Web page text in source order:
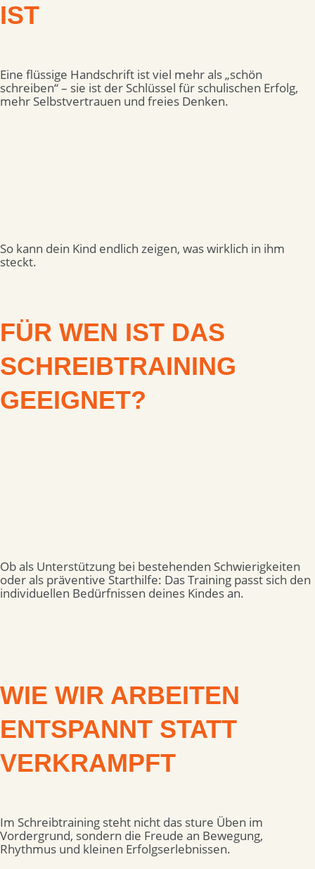
IST
Eine flüssige Handschrift ist viel mehr als „schön
schreiben“ – sie ist der Schlüssel für schulischen Erfolg,
mehr Selbstvertrauen und freies Denken.
So kann dein Kind endlich zeigen, was wirklich in ihm
steckt.
FÜR WEN IST DAS
SCHREIBTRAINING
GEEIGNET?
Ob als Unterstützung bei bestehenden Schwierigkeiten
oder als präventive Starthilfe: Das Training passt sich den
individuellen Bedürfnissen deines Kindes an.
WIE WIR ARBEITEN
ENTSPANNT STATT
VERKRAMPFT
Im Schreibtraining steht nicht das sture Üben im
Vordergrund, sondern die Freude an Bewegung,
Rhythmus und kleinen Erfolgserlebnissen.